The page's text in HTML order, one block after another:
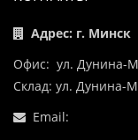
Адрес: г. Минск
Офис: ул. Дунина-
Склад: ул. Дунина-
Email: